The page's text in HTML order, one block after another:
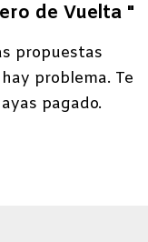
de Vuelta "
propuestas
problema. Te
pagado.